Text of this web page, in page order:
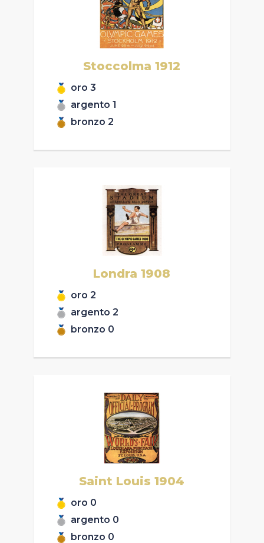
Stoccolma 1912
oro 3
argento 1
bronzo 2
Londra 1908
oro 2
argento 2
bronzo 0
Saint Louis 1904
oro 0
argento 0
bronzo 0